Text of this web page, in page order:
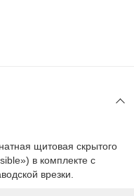
щитовая скрытого
в комплекте с
врезки.